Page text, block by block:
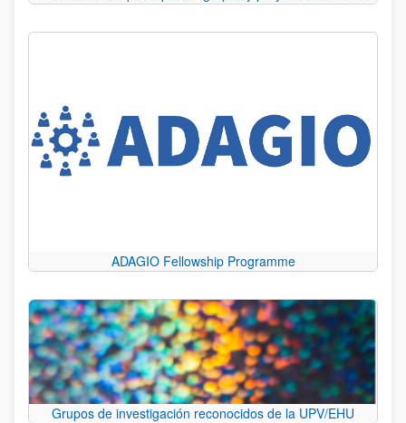
ADAGIO Fellowship Programme
Grupos de investigación reconocidos de la UPV/EHU